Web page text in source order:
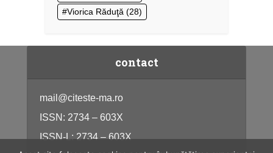
Viorica Răduţă (28)
contact
mail@citeste-ma.ro
ISSN: 2734 – 603X
ISSN-L: 2734 – 603X